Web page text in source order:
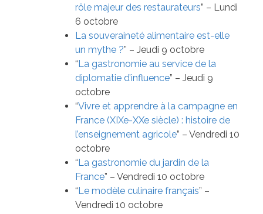
rôle majeur des restaurateurs” – Lundi
6 octobre
La souveraineté alimentaire est-elle
un mythe ?” – Jeudi 9 octobre
“ La gastronomie au service de la
diplomatie d’influence” – Jeudi 9
octobre
“Vivre et apprendre à la campagne en
France (XIXe-XXe siècle) : histoire de
l’enseignement agricole” – Vendredi 10
octobre
“ La gastronomie du jardin de la
France” – Vendredi 10 octobre
“ Le modèle culinaire français” –
Vendredi 10 octobre